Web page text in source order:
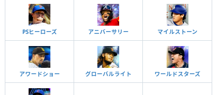
PSヒーローズ アニバーサリー マイルストーン
アワードショー グローバルライト ワールドスターズ